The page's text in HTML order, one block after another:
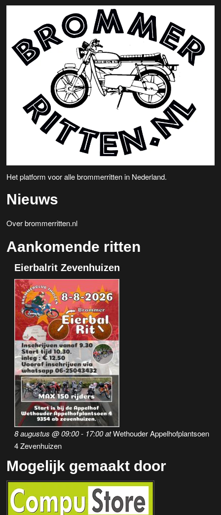
Het platform voor alle brommerritten in Nederland.
Nieuws
Over brommerritten.nl
Aankomende ritten
Eierbalrit Zevenhuizen
8 augustus @ 09:00- 17:00atWethouder Appelhofplantsoen
4 Zevenhuizen
Mogelijk gemaakt door